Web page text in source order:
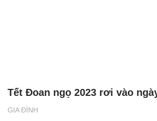
GIA ĐÌNH
Tết Đoan ngọ 2023 rơi vào